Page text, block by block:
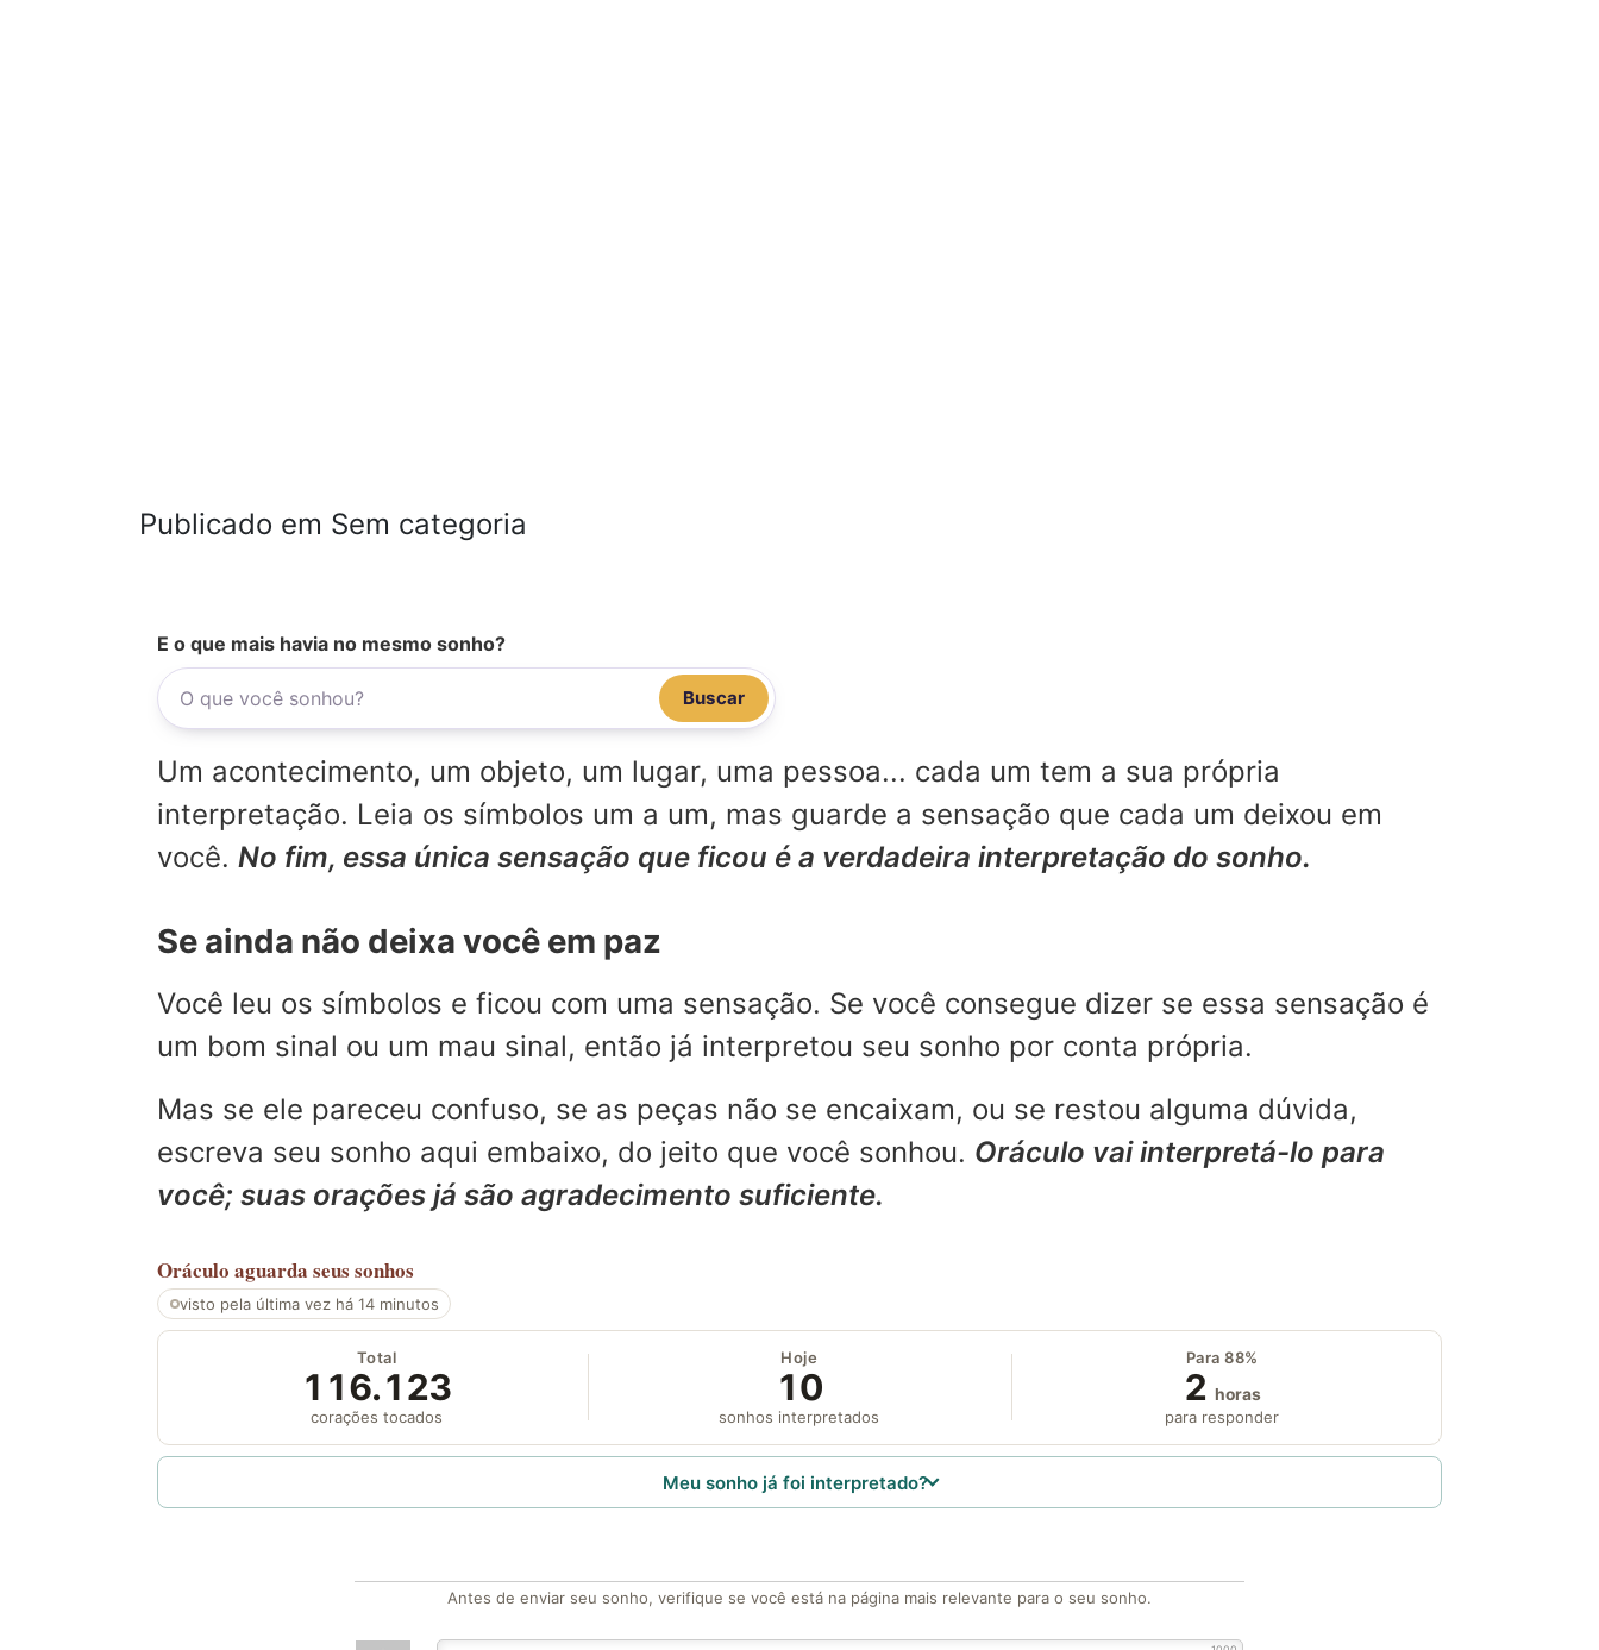
Publicado em Sem categoria
E o que mais havia no mesmo sonho?
Buscar
Um acontecimento, um objeto, um lugar, uma pessoa... cada um tem a sua própria
interpretação. Leia os símbolos um a um, mas guarde a sensação que cada um deixou em
você. No fim, essa única sensação que ficou é a verdadeira interpretação do sonho.
Se ainda não deixa você em paz
Você leu os símbolos e ficou com uma sensação. Se você consegue dizer se essa sensação é
um bom sinal ou um mau sinal, então já interpretou seu sonho por conta própria.
Mas se ele pareceu confuso, se as peças não se encaixam, ou se restou alguma dúvida,
escreva seu sonho aqui embaixo, do jeito que você sonhou. Oráculo vai interpretá-lo para
você; suas orações já são agradecimento suficiente.
Oráculo aguarda seus sonhos
visto pela última vez há 14 minutos
Total
116.123
corações tocados
Hoje
10
sonhos interpretados
Para 88%
2 horas
para responder
Meu sonho já foi interpretado?
Antes de enviar seu sonho, verifique se você está na página mais relevante para o seu sonho.